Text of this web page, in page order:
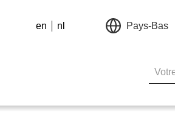
en nl Pays-Bas